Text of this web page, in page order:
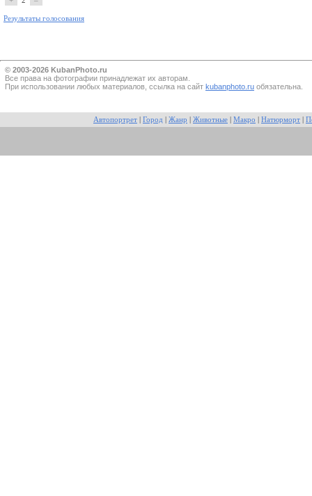
Результаты голосования
© 2003-2026 KubanPhoto.ru
Все прaва на фотографии принадлежат их авторам.
При использовании любых материалов, ссылка на сайт kubanphoto.ru обязательна.
Автопортрет Город Жанр Животные Макро Натюрморт